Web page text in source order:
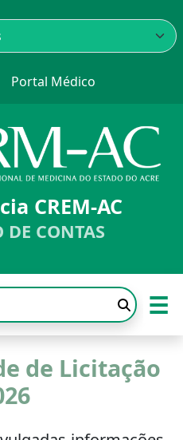
Portal Médico
CREM-AC
DE CONTAS
☰
de Licitação